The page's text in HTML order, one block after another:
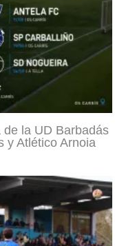
la UD Barbadás
y Atlético Arnoia